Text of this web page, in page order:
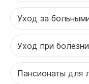
Уход за
Уход при
Пансионаты для